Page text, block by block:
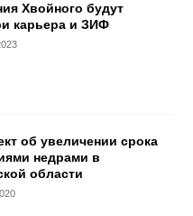
Хвойного будут
карьера и ЗИФ
об увеличении срока
недрами в
области